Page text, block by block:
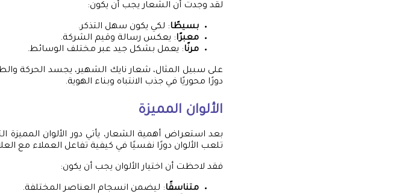
لقد وجدت أن الشعار يجب أن يكون:
بسيطًا: لكي يكون سهل التذكر.
معبرًا: يعكس رسالة وقيم الشركة.
مرنًا: يعمل بشكل جيد عبر مختلف الوسائط.
على سبيل المثال، شعار نايك الشهير، يجسد الحركة
دورًا محوريًا في جذب الانتباه وبناء الهوية.
الألوان المميزة
بعد استعراض أهمية الشعار، يأتي دور الألوان
تلعب الألوان دورًا نفسيًا في كيفية تفاعل العملاء مع
فقد لاحظت أن اختيار الألوان يجب أن يكون:
متناسقًا: ليضمن انسجام العناصر المختلفة.